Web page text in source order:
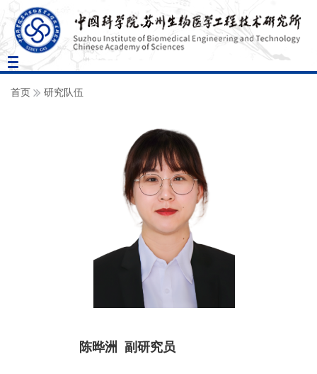
Toggle
navigation
首页 研究队伍
陈晔洲 副研究员